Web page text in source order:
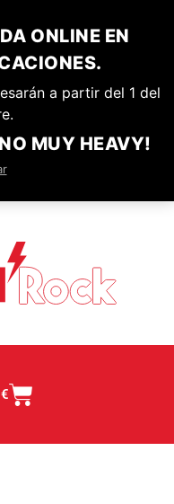
ONLINE EN
a partir del 1 del
MUY HEAVY!
€